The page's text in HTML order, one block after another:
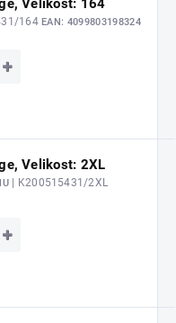
Velikost: 164
164EAN: 4099803198324
+
Velikost: 2XL
| K200515431/2XL
+